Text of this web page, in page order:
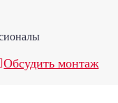
Обсудить монтаж